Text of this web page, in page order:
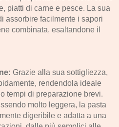
Accessori
piatti di carne e pesce. La sua
assorbire facilmente i sapori
combinata, esaltandone il
Grazie alla sua sottigliezza,
rendendola ideale
tempi di preparazione brevi.
molto leggera, la pasta
digeribile e adatta a una